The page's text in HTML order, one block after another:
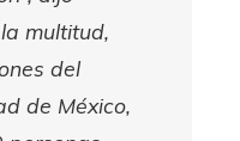
multitud,
del
de México,